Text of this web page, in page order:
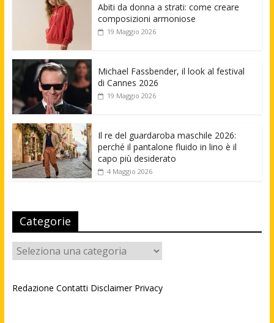
Abiti da donna a strati: come creare
composizioni armoniose
19 Maggio 2026
Michael Fassbender, il look al festival
di Cannes 2026
19 Maggio 2026
Il re del guardaroba maschile 2026:
perché il pantalone fluido in lino è il
capo più desiderato
4 Maggio 2026
Categorie
Categorie
Redazione Contatti Disclaimer Privacy